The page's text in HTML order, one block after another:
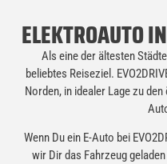
ELEKTROAUTO
Als eine der ältesten
beliebtes Reiseziel.
Norden, in idealer Lage zu
Wenn Du ein E-Auto bei
wir Dir das Fahrzeug